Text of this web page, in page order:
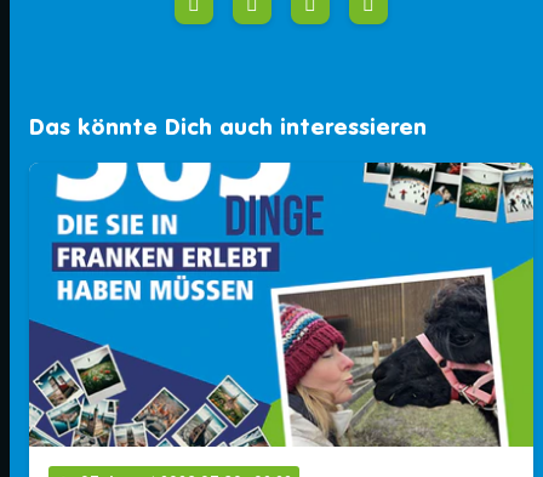
Das könnte Dich auch interessieren